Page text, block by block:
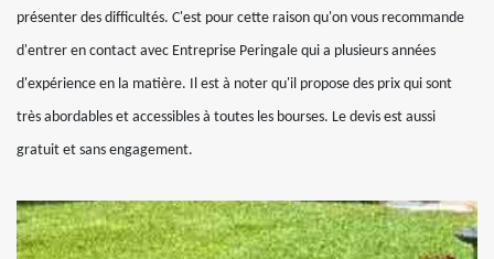
présenter des difficultés. C'est pour cette raison qu'on vous recommande
d'entrer en contact avec Entreprise Peringale qui a plusieurs années
d'expérience en la matière. Il est à noter qu'il propose des prix qui sont
très abordables et accessibles à toutes les bourses. Le devis est aussi
gratuit et sans engagement.